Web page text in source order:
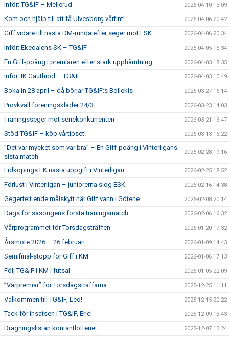
Inför: TG&IF – Mellerud 2026-04-10 13:09
Kom och hjälp till att få Ulvesborg vårfint! 2026-04-06 20:42
Giff vidare till nästa DM-runda efter seger mot ESK 2026-04-06 20:34
Inför: Ekedalens SK – TG&IF 2026-04-05 15:34
En Giff-poäng i premiären efter stark upphämtning 2026-04-03 18:35
Inför: IK Gauthiod – TG&IF 2026-04-03 10:49
Boka in 28 april – då börjar TG&IF:s Bollekis 2026-03-27 16:14
Provkväll föreningskläder 24/3 2026-03-23 14:03
Träningsseger mot seriekonkurrenten 2026-03-21 16:47
Stöd TG&IF – köp vårtipset! 2026-03-13 15:22
”Det var mycket som var bra” – En Giff-poäng i Vinterligans
sista match
2026-02-28 19:16
Lidköpings FK nästa uppgift i Vinterligan 2026-02-25 18:52
Förlust i Vinterligan – juniorerna slog ESK 2026-02-16 14:38
Gegerfelt ende målskytt när Giff vann i Götene 2026-02-08 20:14
Dags för säsongens första träningsmatch 2026-02-06 16:32
Vårprogrammet för Torsdagsträffen 2026-01-20 17:32
Årsmöte 2026 – 26 februari 2026-01-09 14:43
Semifinal-stopp för Giff i KM 2026-01-06 17:13
Följ TG&IF i KM i futsal 2026-01-05 22:09
”Vårpremiär” för Torsdagsträffarna 2025-12-25 11:11
Välkommen till TG&IF, Leo! 2025-12-15 20:22
Tack för insatsen i TG&IF, Eric! 2025-12-09 13:43
Dragningslistan kontantlotteriet 2025-12-07 13:24